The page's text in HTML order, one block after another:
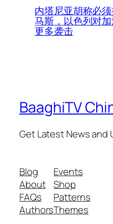
内塔尼亚胡称必
马斯，以色列对
更多袭击
BaaghiTV
Get Latest News and
Blog
About
FAQs
Authors
Events
Shop
Patterns
Themes